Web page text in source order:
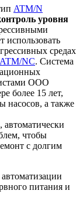
ATM/N
уровня
средах
ATM/NC. Система
ООО
более 15 лет,
насосов, а также
автоматически
чтобы
с долгим
питания и